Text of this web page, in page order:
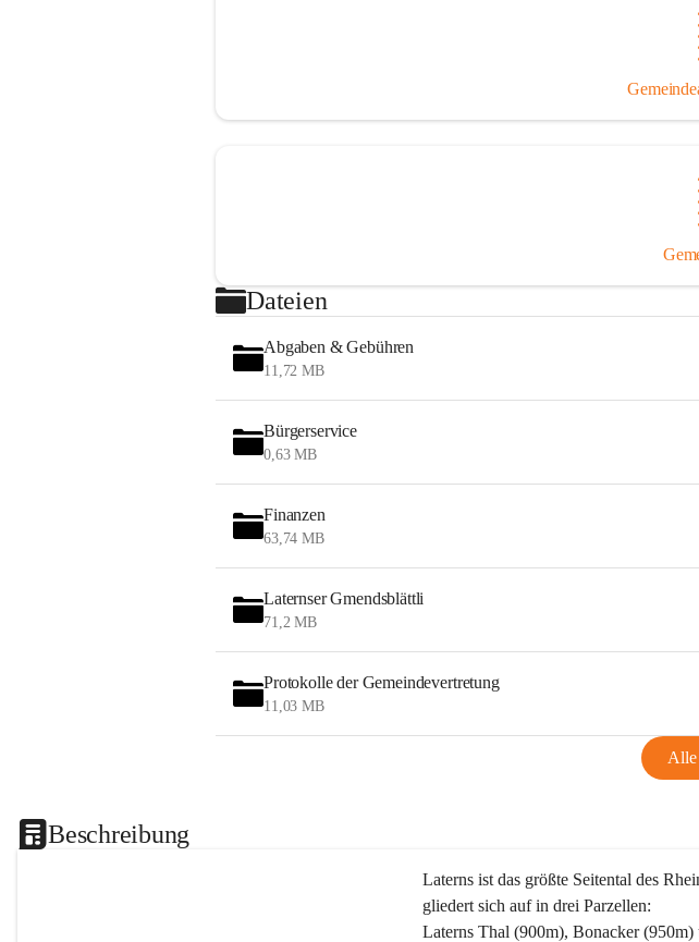
Dateien
Abgaben & Gebühren
11,72 MB
Bürgerservice
0,63 MB
Finanzen
63,74 MB
Laternser Gmendsblättli
71,2 MB
Protokolle der Gemeindevertretung
11,03 MB
Alle
Beschreibung
Laterns ist das größte Seitental des
gliedert sich auf in drei Parzellen:
Laterns Thal (900m), Bonacker